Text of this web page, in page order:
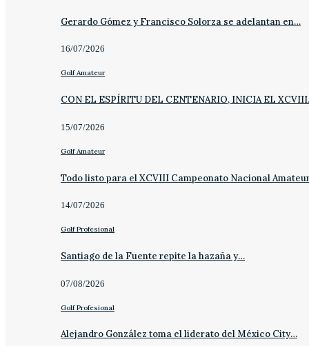
Gerardo Gómez y Francisco Solorza se adelantan en…
16/07/2026
Golf Amateur
CON EL ESPÍRITU DEL CENTENARIO, INICIA EL
15/07/2026
Golf Amateur
Todo listo para el XCVIII Campeonato Nacional
14/07/2026
Golf Profesional
Santiago de la Fuente repite la hazaña y…
07/08/2026
Golf Profesional
Alejandro González toma el liderato del México City…